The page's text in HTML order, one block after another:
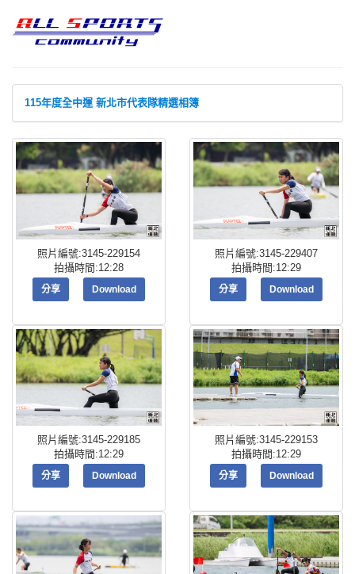
115年度全中運 新北市代表隊精選相簿
照片編號:3145-229154
拍攝時間:12:28
分享 Download
照片編號:3145-229407
拍攝時間:12:29
分享 Download
照片編號:3145-229185
拍攝時間:12:29
分享 Download
照片編號:3145-229153
拍攝時間:12:29
分享 Download